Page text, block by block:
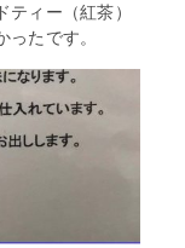
ィー（紅茶）
たです。